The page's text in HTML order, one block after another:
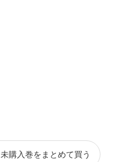
未購入巻をまとめて買う